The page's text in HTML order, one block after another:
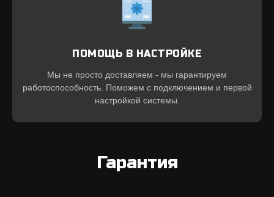
ПОМОЩЬ В НАСТРОЙКЕ
Мы не просто доставляем - мы гарантируем
работоспособность. Поможем с подключением и первой
настройкой системы.
Гарантия